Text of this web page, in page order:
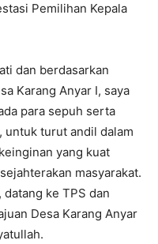
Pemilihan Kepala
dan berdasarkan
Karang Anyar I, saya
para sepuh serta
untuk turut andil dalam
yang kuat
masyarakat.
ke TPS dan
Desa Karang Anyar